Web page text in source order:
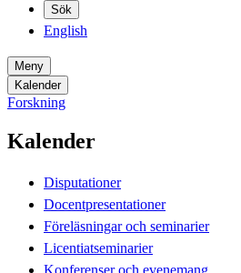
Sök
English
Meny
Kalender
Forskning
Kalender
Disputationer
Docentpresentationer
Föreläsningar och seminarier
Licentiatseminarier
Konferenser och evenemang